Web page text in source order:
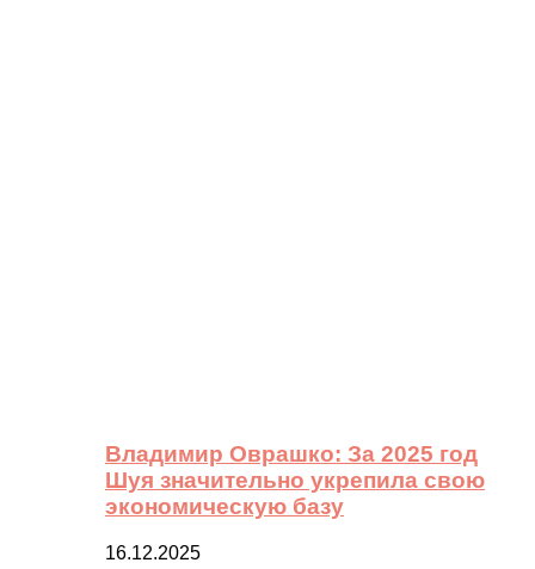
Владимир Оврашко: За 2025 год
Шуя значительно укрепила свою
экономическую базу
16.12.2025